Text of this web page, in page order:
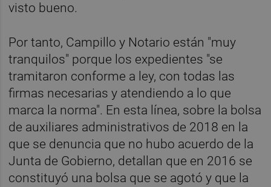
visto bueno.
Por tanto, Campillo y Notario están "muy
tranquilos" porque los expedientes "se
tramitaron conforme a ley, con todas las
firmas necesarias y atendiendo a lo que
marca la norma". En esta línea, sobre la bolsa
de auxiliares administrativos de 2018 en la
que se denuncia que no hubo acuerdo de la
Junta de Gobierno, detallan que en 2016 se
constituyó una bolsa que se agotó y que la